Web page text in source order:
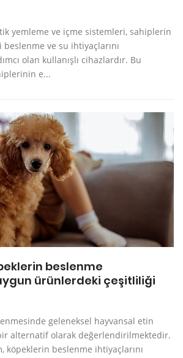
yemleme ve içme sistemleri, sahiplerin
ve su ihtiyaçlarını
olan kullanışlı cihazlardır. Bu
e...
beslenme
ürünlerdeki çeşitliliği
geleneksel hayvansal etin
alternatif olarak değerlendirilmektedir.
köpeklerin beslenme ihtiyaçlarını